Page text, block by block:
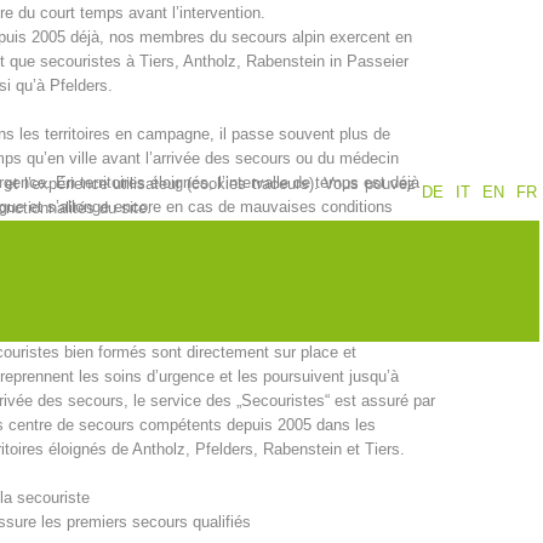
Jahresberichte
Formation
Prévention PEER
du court temps avant l’intervention.
2005 déjà, nos membres du secours alpin exercent en
que secouristes à Tiers, Antholz, Rabenstein in Passeier
qu’à Pfelders.
les territoires en campagne, il passe souvent plus de
qu’en ville avant l’arrivée des secours ou du médecin
En territoires éloignés, l’intervalle de temps est déjà
et s’allonge encore en cas de mauvaises conditions
bien formés sont directement sur place et
les soins d’urgence et les poursuivent jusqu’à
des secours, le service des „Secouristes“ est assuré par
centre de secours compétents depuis 2005 dans les
éloignés de Antholz, Pfelders, Rabenstein et Tiers.
secouriste
les premiers secours qualifiés
DE
IT EN FR
l’expérience utilisateur (cookies traceurs). Vous pouvez
du site.